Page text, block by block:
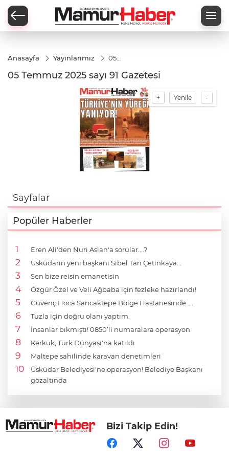
Anasayfa Yayınlarımız
05
2025 sayı
05 Temmuz 2025 sayı 91 Gazetesi
+ Yenile -
Sayfalar
Popüler Haberler
Eren Ali'den Nuri Aslan'a sorular....?
Üsküdarın yeni başkanı Sibel Tan Çetinkaya...
Sen bize reisin emanetisin
Özgür Özel ve Veli Ağbaba için fezleke hazırlandı!
Güvenç Hoca Sancaktepe Bölge Hastanesinde…..
Tuzla için doğru olanı yaptım.
İnsanlar bıkmıştı! 0850’li numaralara operasyon
Kerkük, Türk Dünyası'na katıldı
Maltepe sahilinde karavan denetimleri
Üsküdar Belediyesi'ne operasyon! Belediye Başkanı
gözaltında
Bizi Takip Edin!